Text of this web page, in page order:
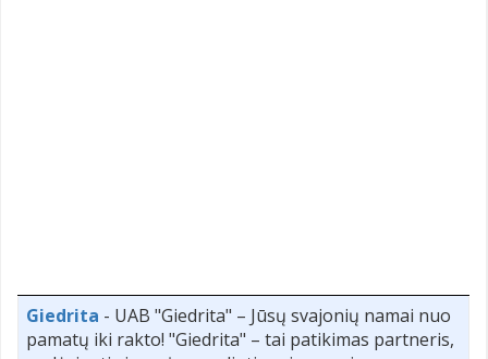
Giedrita - UAB "Giedrita" – Jūsų svajonių namai nuo
pamatų iki rakto! "Giedrita" – tai patikimas partneris,